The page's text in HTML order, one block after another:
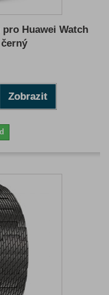
pro Huawei Watch
Zobrazit